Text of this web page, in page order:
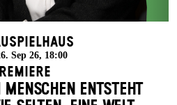
Sep 26, 18:00
ENT­STEHT